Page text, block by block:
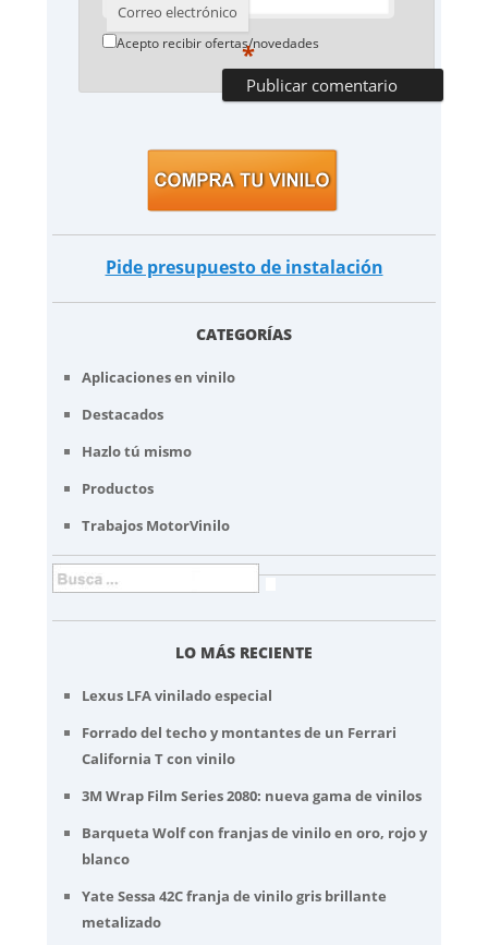
Correo electrónico
*
Acepto recibir ofertas/novedades
Pide presupuesto de instalación
CATEGORÍAS
Aplicaciones en vinilo
Destacados
Hazlo tú mismo
Productos
Trabajos MotorVinilo
LO MÁS RECIENTE
Lexus LFA vinilado especial
Forrado del techo y montantes de un Ferrari
California T con vinilo
3M Wrap Film Series 2080: nueva gama de vinilos
Barqueta Wolf con franjas de vinilo en oro, rojo y
blanco
Yate Sessa 42C franja de vinilo gris brillante
metalizado